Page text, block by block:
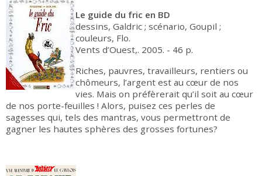
Le guide du fric en BD
dessins, Galdric ; scénario, Goupil ;
couleurs, Flo.
Vents d’Ouest,. 2005. - 46 p.
Riches, pauvres, travailleurs, rentiers ou
chômeurs, l’argent est au cœur de nos
vies. Mais on préfèrerait qu’il soit au cœur
de nos porte-feuilles ! Alors, puisez ces perles de
sagesses qui, tels des mantras, vous permettront de
gagner les hautes sphères des grosses fortunes?